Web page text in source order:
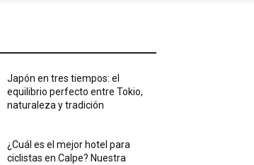
Japón en tres tiempos: el
equilibrio perfecto entre Tokio,
naturaleza y tradición
¿Cuál es el mejor hotel para
ciclistas en Calpe? Nuestra